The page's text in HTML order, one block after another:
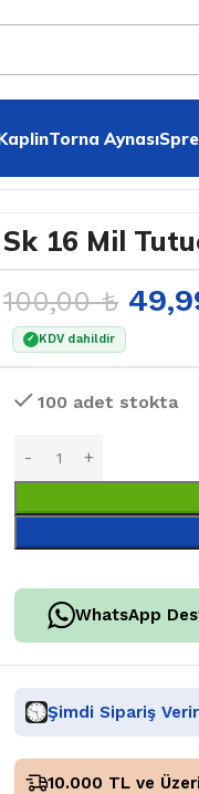
Torna Aynası
Sk 16 Mil
100,00₺
✓ KDV dahildir
100 adet stokta
WhatsApp
Şimdi Sipariş
10.000 TL ve